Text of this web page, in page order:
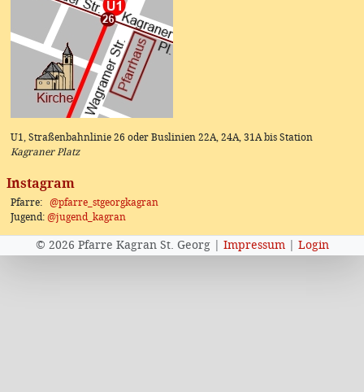
U1, Straßenbahnlinie 26 oder Buslinien 22A, 24A, 31A bis Station
Kagraner Platz
Instagram
Pfarre: @pfarre_stgeorgkagran
Jugend: @jugend_kagran
© 2026 Pfarre Kagran St. Georg | Impressum| Login